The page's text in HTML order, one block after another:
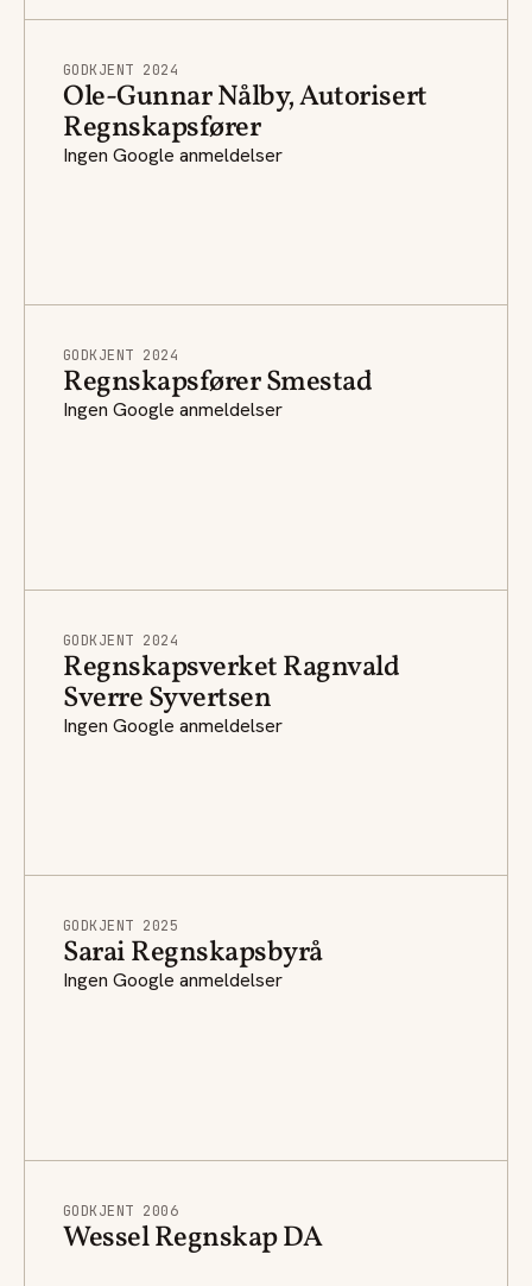
GODKJENT 2024
Ole-Gunnar Nålby, Autorisert
Regnskapsfører
Ingen Google anmeldelser
GODKJENT 2024
Regnskapsfører Smestad
Ingen Google anmeldelser
GODKJENT 2024
Regnskapsverket Ragnvald
Sverre Syvertsen
Ingen Google anmeldelser
GODKJENT 2025
Sarai Regnskapsbyrå
Ingen Google anmeldelser
GODKJENT 2006
Wessel Regnskap DA